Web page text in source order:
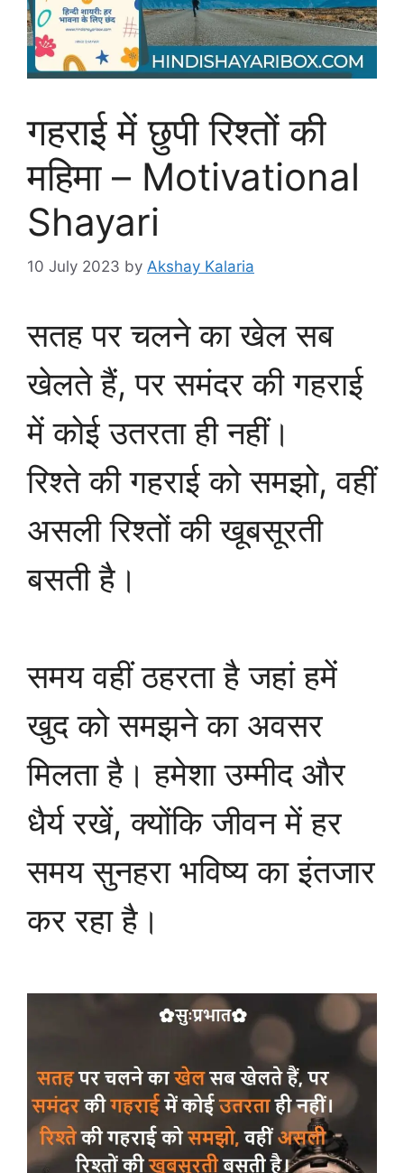
गहराई में छुपी रिश्तों की
महिमा – Motivational
Shayari
10 July 2023 by Akshay Kalaria
सतह पर चलने का खेल सब
खेलते हैं, पर समंदर की गहराई
में कोई उतरता ही नहीं।
रिश्ते की गहराई को समझो, वहीं
असली रिश्तों की खूबसूरती
बसती है।
समय वहीं ठहरता है जहां हमें
खुद को समझने का अवसर
मिलता है। हमेशा उम्मीद और
धैर्य रखें, क्योंकि जीवन में हर
समय सुनहरा भविष्य का इंतजार
कर रहा है।